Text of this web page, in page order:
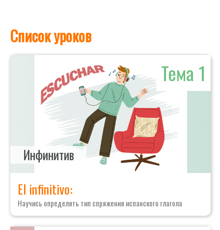
испанских
глаголах.
Освой
месяца.
Уровень
Список уроков
Тема 1
Инфинитив
El infinitivo:
Научись определять тип спряжения испанского глагола